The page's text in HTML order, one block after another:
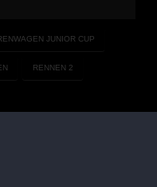
JUNIOR CUP
RENNEN 2